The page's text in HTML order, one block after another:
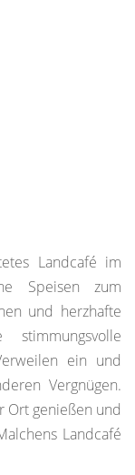
Landcafé im
Speisen zum
und herzhafte
ein und
Vergnügen.
Ort genießen und
Landcafé